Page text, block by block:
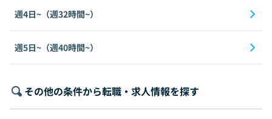
週4日~（週32時間~）
週5日~（週40時間~）
その他の条件から転職・求人情報を探す